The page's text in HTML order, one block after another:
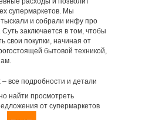
супермаркетов. Мы
и собрали инфу про
Суть заключается в том, чтобы
свои покупки, начиная от
бытовой техникой,
все подробности и детали
найти просмотреть
от супермаркетов